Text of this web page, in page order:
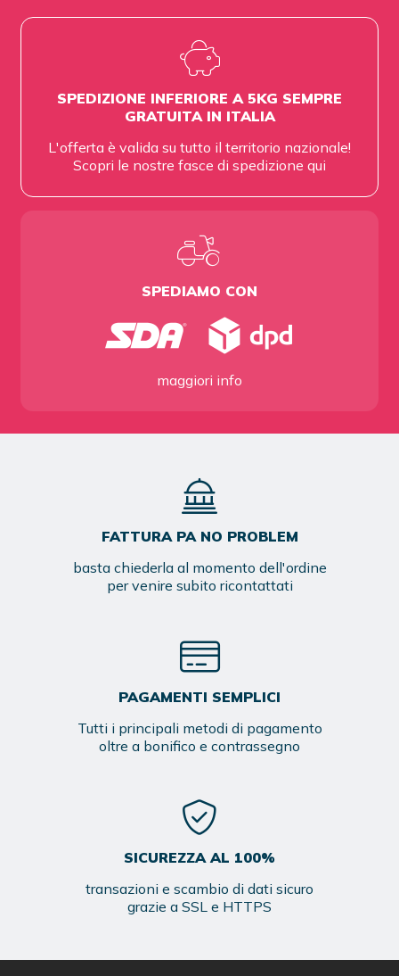
SPEDIZIONE INFERIORE A 5KG SEMPRE
GRATUITA IN ITALIA
L'offerta è valida su tutto il territorio nazionale!
Scopri le nostre fasce di spedizione qui
SPEDIAMO CON
maggiori info
FATTURA PA NO PROBLEM
basta chiederla al momento dell'ordine
per venire subito ricontattati
PAGAMENTI SEMPLICI
Tutti i principali metodi di pagamento
oltre a bonifico e contrassegno
SICUREZZA AL 100%
transazioni e scambio di dati sicuro
grazie a SSL e HTTPS